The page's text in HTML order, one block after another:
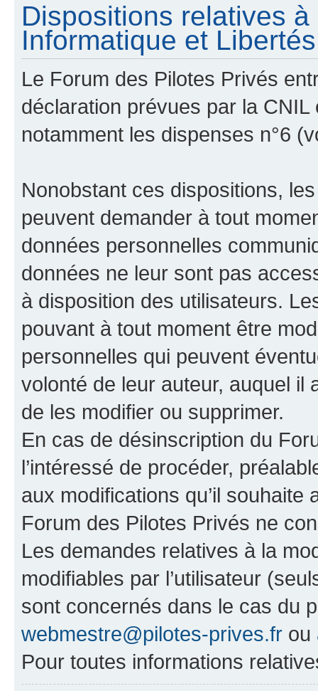
Dispositions relatives
Informatique et
Le Forum des Pilotes Privés
déclaration prévues par la
notamment les dispenses n°6
Nonobstant ces dispositions,
peuvent demander à tout
données personnelles
données ne leur sont pas
à disposition des utilisateurs.
pouvant à tout moment être
personnelles qui peuvent
volonté de leur auteur, auquel il
de les modifier ou supprimer.
En cas de désinscription du
l’intéressé de procéder,
aux modifications qu’il
Forum des Pilotes Privés ne
Les demandes relatives à la
modifiables par l’utilisateur
sont concernés dans le cas du
webmestre@pilotes-prives.fr ou
Pour toutes informations